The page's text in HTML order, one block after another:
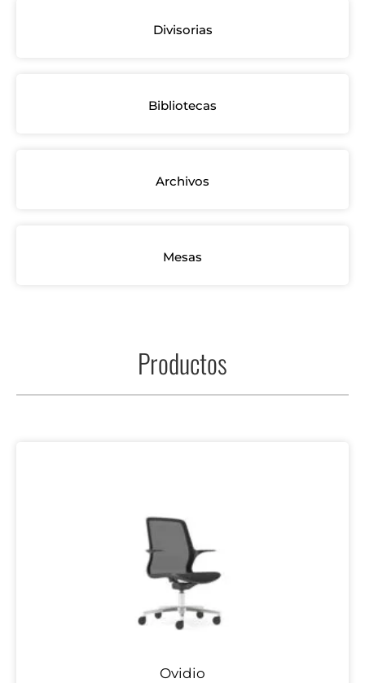
Divisorias
Bibliotecas
Archivos
Mesas
Productos
Ovidio